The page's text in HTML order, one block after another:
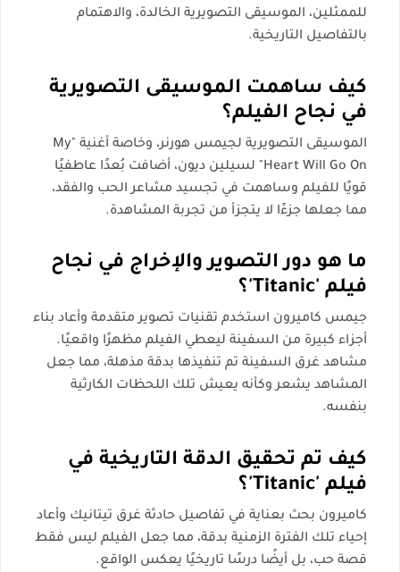
للممثلين، الموسيقى التصويرية الخالدة، والاهتمام
بالتفاصيل التاريخية.
كيف ساهمت الموسيقى التصويرية
في نجاح الفيلم؟
الموسيقى التصويرية لجيمس هورنر، وخاصة أغنية "My
Heart Will Go On" لسيلين ديون، أضافت بُعدًا عاطفيًا
قويًا للفيلم وساهمت في تجسيد مشاعر الحب والفقد،
مما جعلها جزءًا لا يتجزأ من تجربة المشاهدة.
ما هو دور التصوير والإخراج في نجاح
فيلم 'Titanic'؟
جيمس كاميرون استخدم تقنيات تصوير متقدمة وأعاد بناء
أجزاء كبيرة من السفينة ليعطي الفيلم مظهرًا واقعيًا.
مشاهد غرق السفينة تم تنفيذها بدقة مذهلة، مما جعل
المشاهد يشعر وكأنه يعيش تلك اللحظات الكارثية
بنفسه.
كيف تم تحقيق الدقة التاريخية في
فيلم 'Titanic'؟
كاميرون بحث بعناية في تفاصيل حادثة غرق تيتانيك وأعاد
إحياء تلك الفترة الزمنية بدقة، مما جعل الفيلم ليس فقط
قصة حب، بل أيضًا درسًا تاريخيًا يعكس الواقع.